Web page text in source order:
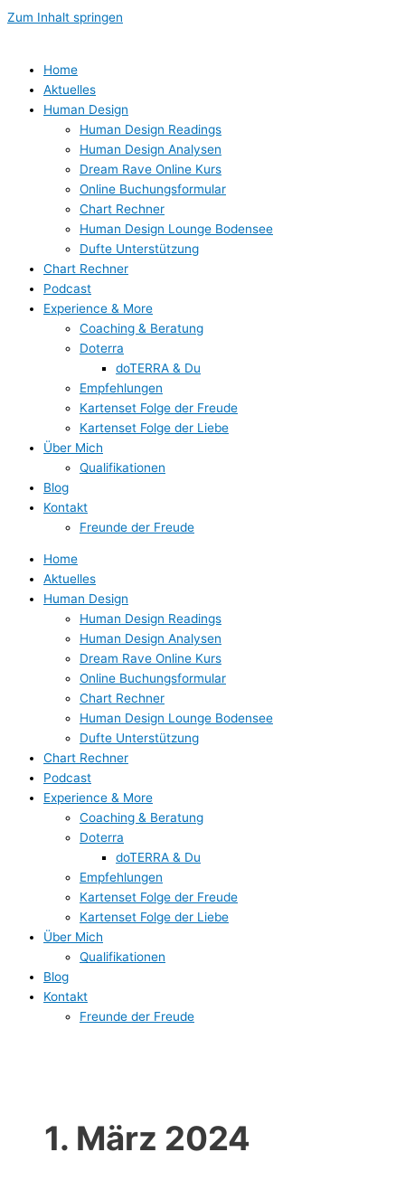
Zum Inhalt springen
Home
Aktuelles
Human Design
Human Design Readings
Human Design Analysen
Dream Rave Online Kurs
Online Buchungsformular
Chart Rechner
Human Design Lounge Bodensee
Dufte Unterstützung
Chart Rechner
Podcast
Experience & More
Coaching & Beratung
Doterra
doTERRA & Du
Empfehlungen
Kartenset Folge der Freude
Kartenset Folge der Liebe
Über Mich
Qualifikationen
Blog
Kontakt
Freunde der Freude
Home
Aktuelles
Human Design
Human Design Readings
Human Design Analysen
Dream Rave Online Kurs
Online Buchungsformular
Chart Rechner
Human Design Lounge Bodensee
Dufte Unterstützung
Chart Rechner
Podcast
Experience & More
Coaching & Beratung
Doterra
doTERRA & Du
Empfehlungen
Kartenset Folge der Freude
Kartenset Folge der Liebe
Über Mich
Qualifikationen
Blog
Kontakt
Freunde der Freude
1. März 2024